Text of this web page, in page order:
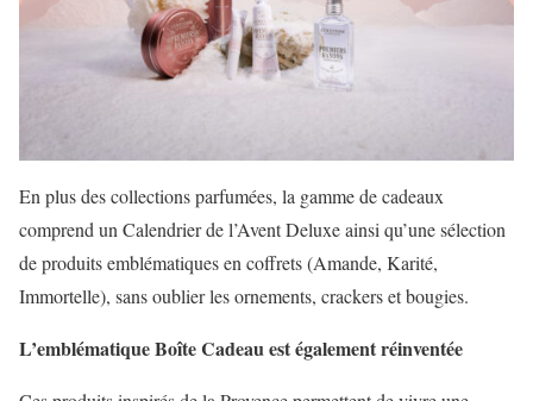
En plus des collections parfumées, la gamme de cadeaux
comprend un Calendrier de l’Avent Deluxe ainsi qu’une sélection
de produits emblématiques en coffrets (Amande, Karité,
Immortelle), sans oublier les ornements, crackers et bougies.
L’emblématique Boîte Cadeau est également réinventée